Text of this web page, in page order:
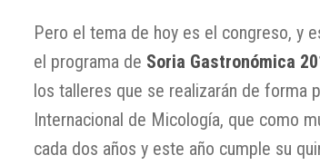
Pero el tema de hoy es el congreso, y
el programa de Soria Gastronómica
los talleres que se realizarán de forma
Internacional de Micología, que como
cada dos años y este año cumple su